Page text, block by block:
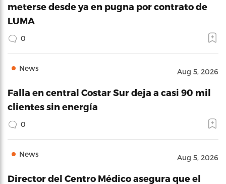
meterse desde ya en pugna por contrato de
LUMA
0
News Aug 5, 2026
Falla en central Costar Sur deja a casi 90 mil
clientes sin energía
0
News Aug 5, 2026
Director del Centro Médico asegura que el